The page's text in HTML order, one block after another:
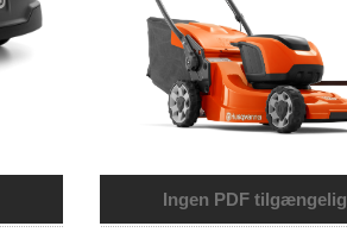
Ingen PDF tilgængelig